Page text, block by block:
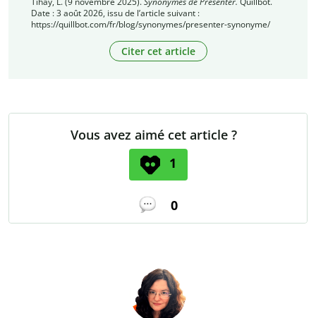
Date : 3 août 2026, issu de l’article suivant :
https://quillbot.com/fr/blog/synonymes/presenter-synonyme/
Citer cet article
Vous avez aimé cet article ?
1
0